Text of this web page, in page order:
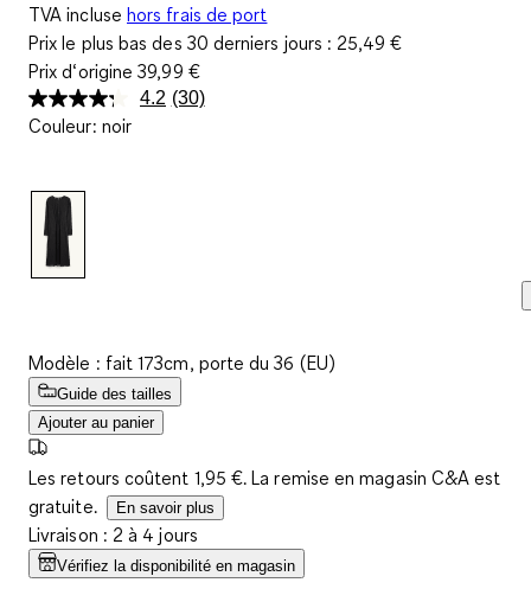
TVA incluse hors frais de port
Prix le plus bas des 30 derniers jours : 25,49 €
Prix d‘origine39,99 €
4.2 Lire
(30)
Couleur: noir
Modèle : fait 173cm, porte du 36 (EU)
Guide des tailles
Ajouter au panier
Les retours coûtent 1,95 €. La remise en magasin C&A est
gratuite.
En savoir plus
Livraison : 2 à 4 jours
Vérifiez la disponibilité en magasin